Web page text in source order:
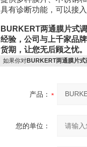
具有诊断功能，可以接
BURKERT两通膜片式
经验，公司与上千家品
货期，让您无后顾之忧
如果你对BURKERT两通膜片
产品：
您的单位：